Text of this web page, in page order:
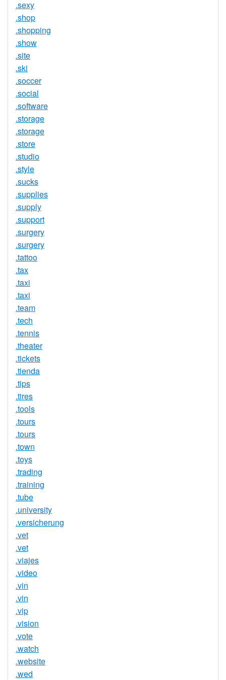
.sexy
.shop
.shopping
.show
.site
.ski
.soccer
.social
.software
.storage
.storage
.store
.studio
.style
.sucks
.supplies
.supply
.support
.surgery
.surgery
.tattoo
.tax
.taxi
.taxi
.team
.tech
.tennis
.theater
.tickets
.tienda
.tips
.tires
.tools
.tours
.tours
.town
.toys
.trading
.training
.tube
.university
.versicherung
.vet
.vet
.viajes
.video
.vin
.vin
.vip
.vision
.vote
.watch
.website
.wed